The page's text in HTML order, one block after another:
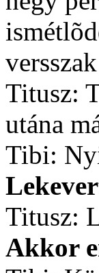
Titusz:
utána
Tibi:
Titusz:
Akkor